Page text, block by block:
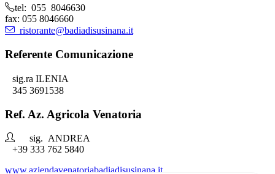
tel: 055 8046630
fax: 055 8046660
ristorante@badiadisusinana.it
Referente Comunicazione
sig.ra ILENIA
345 3691538
Ref. Az. Agricola Venatoria
sig. ANDREA
+39 333 762 5840
www.aziendavenatoriabadiadisusinana.it